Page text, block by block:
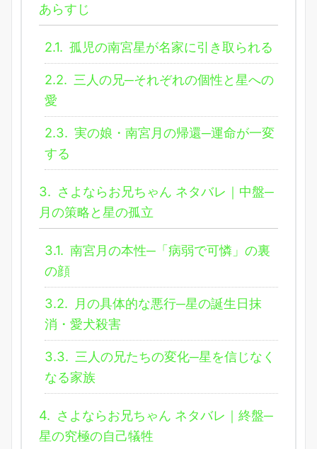
あらすじ
2.1. 孤児の南宮星が名家に引き取られる
2.2. 三人の兄─それぞれの個性と星への
愛
2.3. 実の娘・南宮月の帰還─運命が一変
する
3. さよならお兄ちゃん ネタバレ｜中盤─
月の策略と星の孤立
3.1. 南宮月の本性─「病弱で可憐」の裏
の顔
3.2.
月の具体的な悪行─星の誕生日抹
消・愛犬殺害
3.3. 三人の兄たちの変化─星を信じなく
なる家族
4. さよならお兄ちゃん ネタバレ｜終盤─
星の究極の自己犠牲